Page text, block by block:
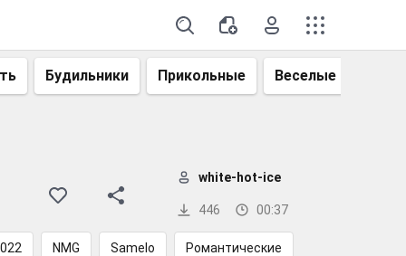
Будильники Прикольные Веселые
446 00:37
white-hot-ice
NMG Samelo Романтические